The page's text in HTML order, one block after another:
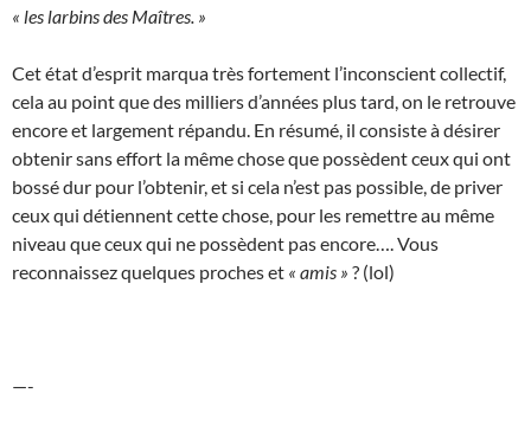
« les larbins des Maîtres. »
Cet état d’esprit marqua très fortement l’inconscient collectif,
cela au point que des milliers d’années plus tard, on le retrouve
encore et largement répandu. En résumé, il consiste à désirer
obtenir sans effort la même chose que possèdent ceux qui ont
bossé dur pour l’obtenir, et si cela n’est pas possible, de priver
ceux qui détiennent cette chose, pour les remettre au même
niveau que ceux qui ne possèdent pas encore…. Vous
reconnaissez quelques proches et « amis » ? (lol)
—-